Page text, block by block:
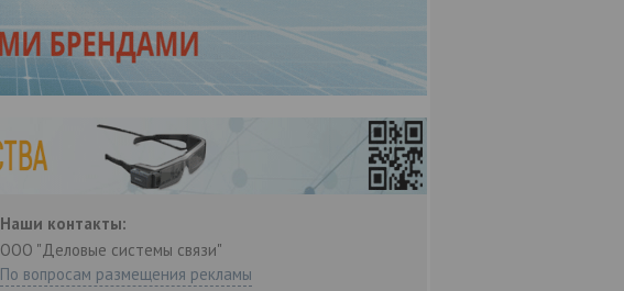
Наши контакты:
ООО "Деловые системы связи"
По вопросам размещения рекламы